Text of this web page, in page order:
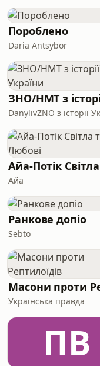
Маріам
авторка
яка має у
Пороблено
Daria Antsybor
DanylivZNO з історії
Айа
Ранкове допіо
Sebto
Українська правда
ПВ